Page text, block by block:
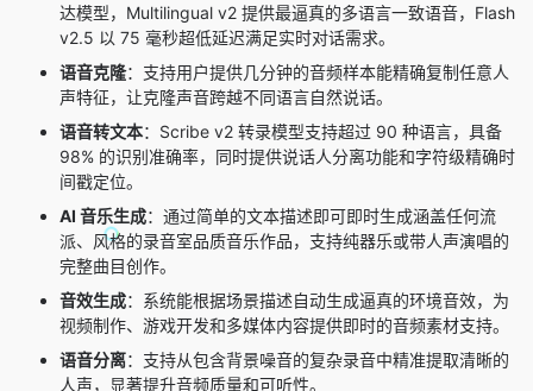
达模型，Multilingual v2 提供最逼真的多语言一致语音，Flash
v2.5 以 75 毫秒超低延迟满足实时对话需求。
语音克隆：支持用户提供几分钟的音频样本能精确复制任意人
声特征，让克隆声音跨越不同语言自然说话。
语音转文本：Scribe v2 转录模型支持超过 90 种语言，具备
98% 的识别准确率，同时提供说话人分离功能和字符级精确时
间戳定位。
AI 音乐生成：通过简单的文本描述即可即时生成涵盖任何流
派、风格的录音室品质音乐作品，支持纯器乐或带人声演唱的
完整曲目创作。
音效生成：系统能根据场景描述自动生成逼真的环境音效，为
视频制作、游戏开发和多媒体内容提供即时的音频素材支持。
语音分离：支持从包含背景噪音的复杂录音中精准提取清晰的
人声，显著提升音频质量和可听性。